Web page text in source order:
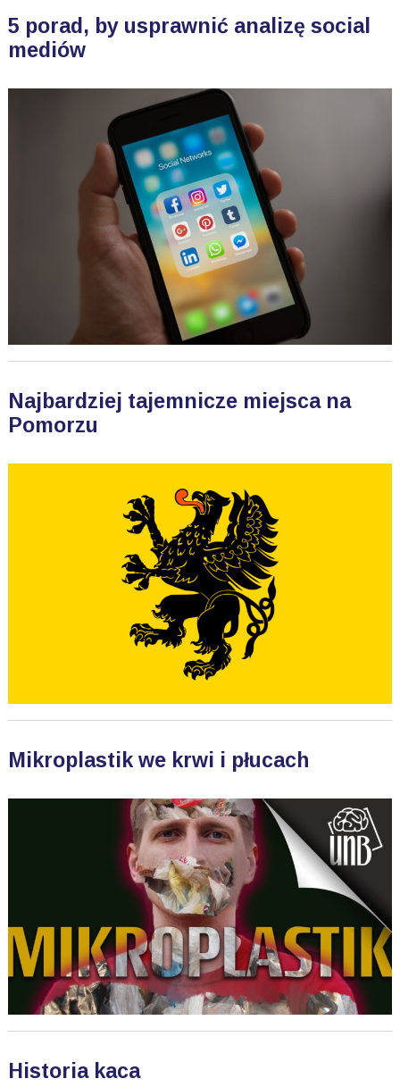
5 porad, by usprawnić analizę social
mediów
Najbardziej tajemnicze miejsca na
Pomorzu
Mikroplastik we krwi i płucach
Historia kaca